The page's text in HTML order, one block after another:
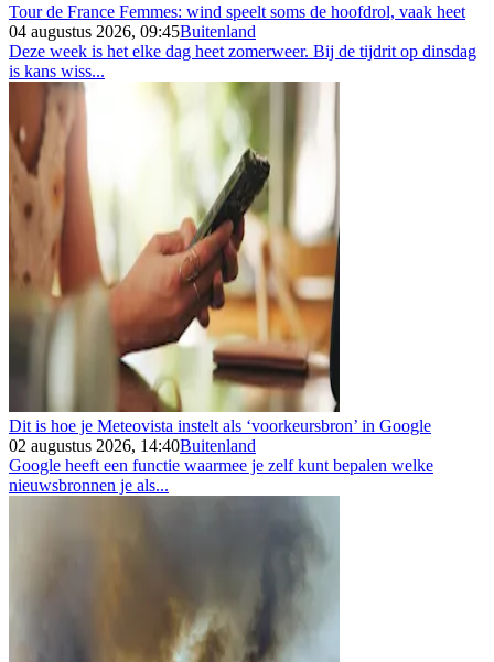
Tour de France Femmes: wind speelt soms de hoofdrol, vaak heet
04 augustus 2026, 09:45Buitenland
Deze week is het elke dag heet zomerweer. Bij de tijdrit op dinsdag
is kans wiss...
Dit is hoe je Meteovista instelt als ‘voorkeursbron’ in Google
02 augustus 2026, 14:40Buitenland
Google heeft een functie waarmee je zelf kunt bepalen welke
nieuwsbronnen je als...